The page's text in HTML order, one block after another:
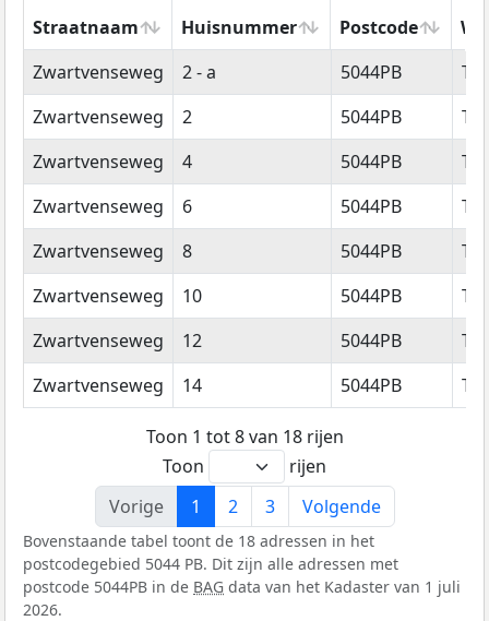
Straatnaam Huisnummer Postcode
Straatnaam
Huisnummer Postcode
Zwartvenseweg 2 - a 5044PB
Zwartvenseweg
2 5044PB
Zwartvenseweg
4 5044PB
Zwartvenseweg
6 5044PB
Zwartvenseweg
8 5044PB
Zwartvenseweg
10 5044PB
Zwartvenseweg
12 5044PB
Zwartvenseweg
14 5044PB
Toon 1 tot 8 van 18 rijen
Toon
rijen
Vorige
1 2 3 Volgende
Bovenstaande tabel toont de 18 adressen in het
postcodegebied 5044 PB. Dit zijn alle adressen met
postcode 5044PB in de BAG data van het Kadaster van 1 juli
2026.